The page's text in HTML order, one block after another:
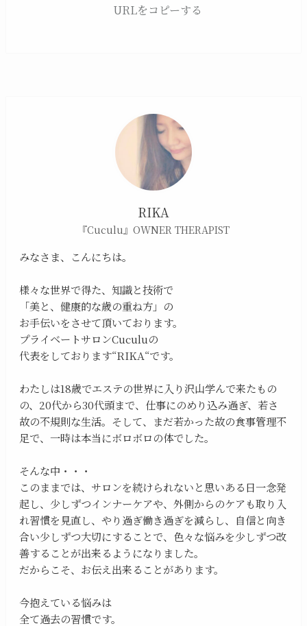
URLをコピーする
RIKA
『Cuculu』OWNER THERAPIST
みなさま、こんにちは。
様々な世界で得た、知識と技術で
「美と、健康的な歳の重ね方」の
お手伝いをさせて頂いております。
プライベートサロンCuculuの
代表をしております“RIKA“です。
わたしは18歳でエステの世界に入り沢山学んで来たもの
の、20代から30代頭まで、仕事にのめり込み過ぎ、若さ
故の不規則な生活。そして、まだ若かった故の食事管理不
足で、一時は本当にボロボロの体でした。
そんな中・・・
このままでは、サロンを続けられないと思いある日一念発
起し、少しずつインナーケアや、外側からのケアも取り入
れ習慣を見直し、やり過ぎ働き過ぎを減らし、自信と向き
合い少しずつ大切にすることで、色々な悩みを少しずつ改
善することが出来るようになりました。
だからこそ、お伝え出来ることがあります。
今抱えている悩みは
全て過去の習慣です。